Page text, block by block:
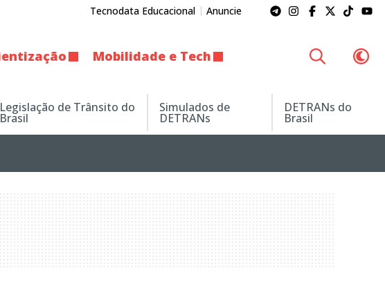
Tecnodata Educacional Anuncie
Mobilidade e Tech
Legislação de Trânsito do
Brasil
Simulados de
DETRANs
DETRANs do
Brasil